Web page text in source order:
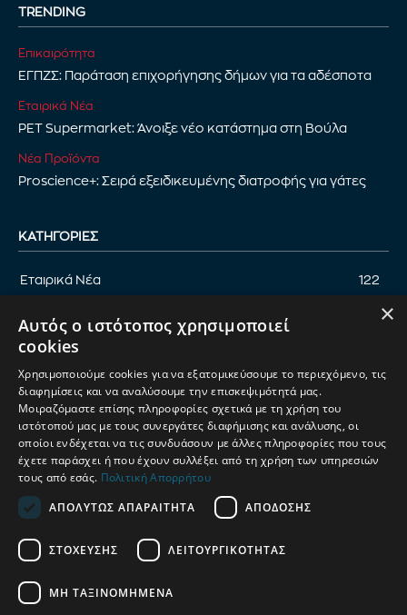
TRENDING
Επικαιρότητα
ΕΓΠΖΣ: Παράταση επιχορήγησης δήμων για τα αδέσποτα
Εταιρικά Νέα
PET Supermarket: Άνοιξε νέο κατάστημα στη Βούλα
Νέα Προϊόντα
Proscience+: Σειρά εξειδικευμένης διατροφής για γάτες
ΚΑΤΗΓΟΡΊΕΣ
Εταιρικά Νέα 122
Αφιέρωμα
Νέα Προϊόντα
Παρουσίαση προϊόντων
Έρευνα 71
ΟΡΟΙ ΧΡΗΣΗΣ
×
Αυτός ο ιστότοπος χρησιμοποιεί
cookies
Χρησιμοποιούμε cookies για να εξατομικεύσουμε το περιεχόμενο, τις
διαφημίσεις και να αναλύσουμε την επισκεψιμότητά μας.
Μοιραζόμαστε επίσης πληροφορίες σχετικά με τη χρήση του
ιστότοπού μας με τους συνεργάτες διαφήμισης και ανάλυσης, οι
οποίοι ενδέχεται να τις συνδυάσουν με άλλες πληροφορίες που τους
έχετε παράσχει ή που έχουν συλλέξει από τη χρήση των υπηρεσιών
τους από εσάς. Πολιτική Απορρήτου
ΑΠΟΛΎΤΩΣ ΑΠΑΡΑΊΤΗΤΑ
ΑΠΌΔΟΣΗΣ
ΣΤΌΧΕΥΣΗΣ ΛΕΙΤΟΥΡΓΙΚΌΤΗΤΑΣ
ΜΗ ΤΑΞΙΝΟΜΗΜΈΝΑ